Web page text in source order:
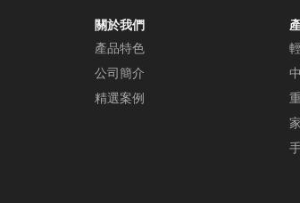
關於我們
產品特色
公司簡介
精選案例